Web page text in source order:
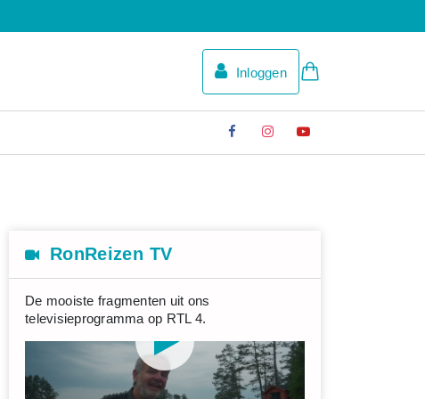
Inloggen
RonReizen TV
De mooiste fragmenten uit ons
televisieprogramma op RTL 4.